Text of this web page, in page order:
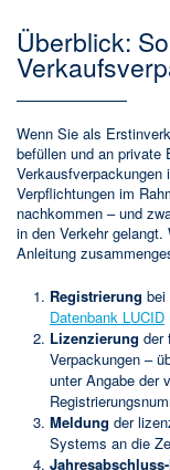
Überblick:
Wenn Sie als
befüllen und an private
Verkausfverpackungen
Verpflichtungen im
nachkommen – und
in den Verkehr
Anleitung
Registrierung bei
Datenbank LUCID
Lizenzierung der
Verpackungen –
unter Angabe der
Meldung der
Systems an die